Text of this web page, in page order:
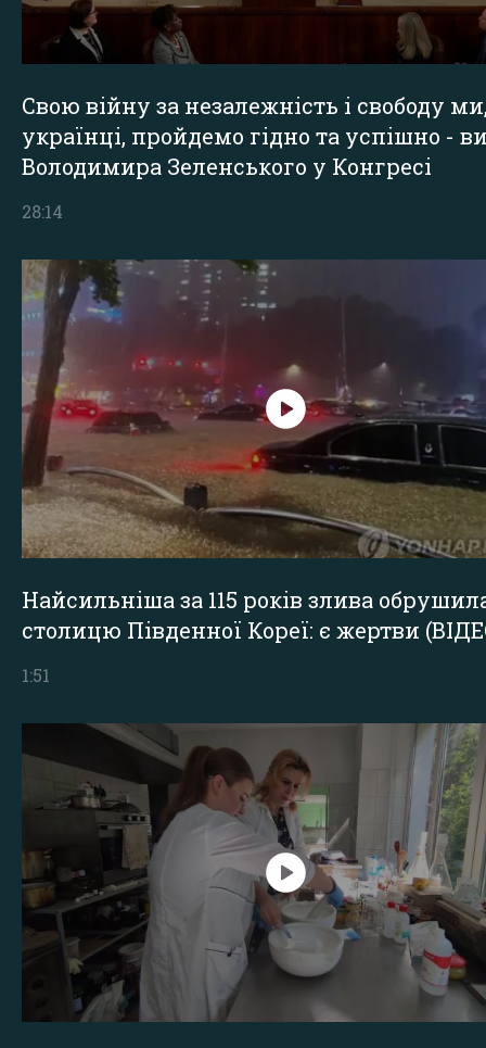
Свою війну за незалежність і свободу
українці, пройдемо гідно та успішно -
Володимира Зеленського у Конгресі
28:14
Найсильніша за 115 років злива
столицю Південної Кореї: є жертви
1:51